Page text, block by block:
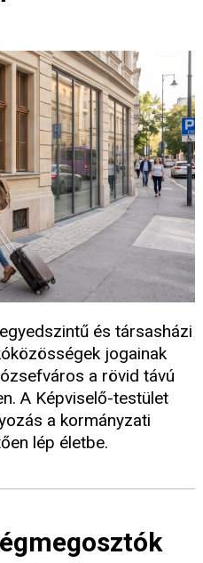
és társasházi
jogainak
a rövid távú
A Képviselő-testület
a kormányzati
lép életbe.